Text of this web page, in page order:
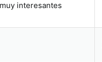
interesantes